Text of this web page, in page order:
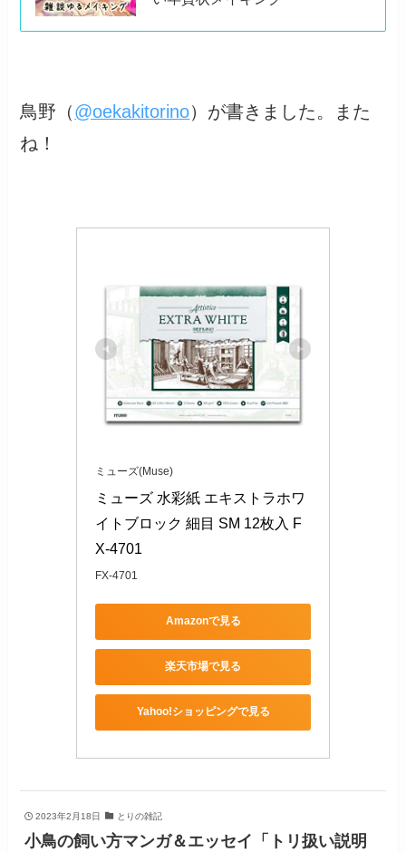
鳥野（@oekakitorino）が書きました。また
ね！
ミューズ(Muse)
ミューズ 水彩紙 エキストラホワ
イトブロック 細目 SM 12枚入 F
X-4701
FX-4701
Amazonで見る
楽天市場で見る
Yahoo!ショッピングで見る
2023年2月18日 とりの雑記
小鳥の飼い方マンガ＆エッセイ「トリ扱い説明